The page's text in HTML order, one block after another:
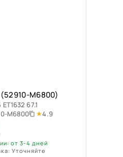
M6800)
67.1
M6800 4.9
от 3-4 дней
Уточняйте